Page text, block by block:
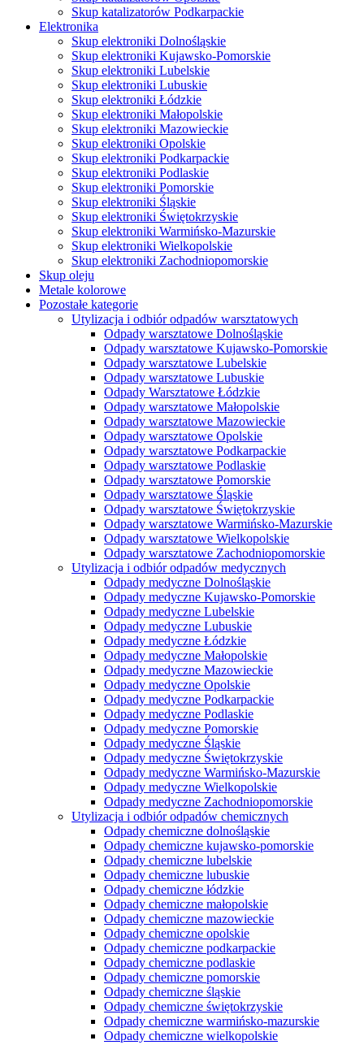
Skup katalizatorów Podkarpackie
Elektronika
Skup elektroniki Dolnośląskie
Skup elektroniki Kujawsko-Pomorskie
Skup elektroniki Lubelskie
Skup elektroniki Lubuskie
Skup elektroniki Łódzkie
Skup elektroniki Małopolskie
Skup elektroniki Mazowieckie
Skup elektroniki Opolskie
Skup elektroniki Podkarpackie
Skup elektroniki Podlaskie
Skup elektroniki Pomorskie
Skup elektroniki Śląskie
Skup elektroniki Świętokrzyskie
Skup elektroniki Warmińsko-Mazurskie
Skup elektroniki Wielkopolskie
Skup elektroniki Zachodniopomorskie
Skup oleju
Metale kolorowe
Pozostałe kategorie
Utylizacja i odbiór odpadów warsztatowych
Odpady warsztatowe Dolnośląskie
Odpady warsztatowe Kujawsko-Pomorskie
Odpady warsztatowe Lubelskie
Odpady warsztatowe Lubuskie
Odpady Warsztatowe Łódzkie
Odpady warsztatowe Małopolskie
Odpady warsztatowe Mazowieckie
Odpady warsztatowe Opolskie
Odpady warsztatowe Podkarpackie
Odpady warsztatowe Podlaskie
Odpady warsztatowe Pomorskie
Odpady warsztatowe Śląskie
Odpady warsztatowe Świętokrzyskie
Odpady warsztatowe Warmińsko-Mazurskie
Odpady warsztatowe Wielkopolskie
Odpady warsztatowe Zachodniopomorskie
Utylizacja i odbiór odpadów medycznych
Odpady medyczne Dolnośląskie
Odpady medyczne Kujawsko-Pomorskie
Odpady medyczne Lubelskie
Odpady medyczne Lubuskie
Odpady medyczne Łódzkie
Odpady medyczne Małopolskie
Odpady medyczne Mazowieckie
Odpady medyczne Opolskie
Odpady medyczne Podkarpackie
Odpady medyczne Podlaskie
Odpady medyczne Pomorskie
Odpady medyczne Śląskie
Odpady medyczne Świętokrzyskie
Odpady medyczne Warmińsko-Mazurskie
Odpady medyczne Wielkopolskie
Odpady medyczne Zachodniopomorskie
Utylizacja i odbiór odpadów chemicznych
Odpady chemiczne dolnośląskie
Odpady chemiczne kujawsko-pomorskie
Odpady chemiczne lubelskie
Odpady chemiczne lubuskie
Odpady chemiczne łódzkie
Odpady chemiczne małopolskie
Odpady chemiczne mazowieckie
Odpady chemiczne opolskie
Odpady chemiczne podkarpackie
Odpady chemiczne podlaskie
Odpady chemiczne pomorskie
Odpady chemiczne śląskie
Odpady chemiczne świętokrzyskie
Odpady chemiczne warmińsko-mazurskie
Odpady chemiczne wielkopolskie